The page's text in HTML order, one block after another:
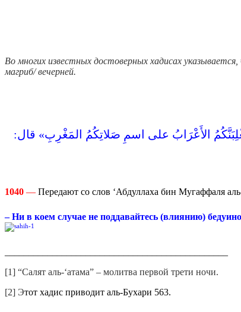
Во многих известных достоверных хадисах
магриб/ вечерней.
الأَعْرَابُ على اسمِ صَلاتِكُمُ المَغْرِبِ‏»‏ قال‏:‏
1040 — Передают со слов ‘Абдуллаха бин Мугаффаля
– Ни в коем случае не поддавайтесь (влиянию)
[1] “Салят аль-‘атама” – молитва первой трети ночи.
[2] Этот хадис приводит аль-Бухари 563.